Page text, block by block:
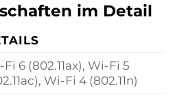
im Detail
6 (802.11ax), Wi-Fi 5
Wi-Fi 4 (802.11n)